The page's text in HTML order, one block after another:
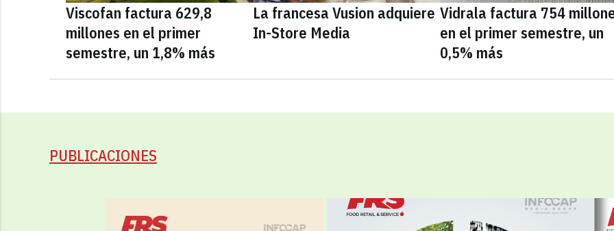
Viscofan factura 629,8
millones en el primer
semestre, un 1,8% más
La francesa Vusion adquiere
In-Store Media
Vidrala factura 754
en el primer semestre, un
0,5% más
PUBLICACIONES